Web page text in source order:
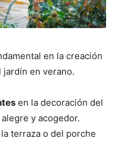
en la creación
jardín en verano.
en la decoración del
y acogedor.
terraza o del porche